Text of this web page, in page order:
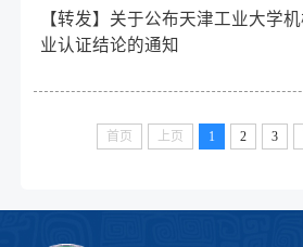
【转发】关于公布天津工业大学
业认证结论的通知
首页 上页 1 2 3